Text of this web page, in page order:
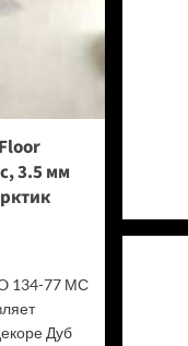
3.5 мм
134-77 МС
Дуб